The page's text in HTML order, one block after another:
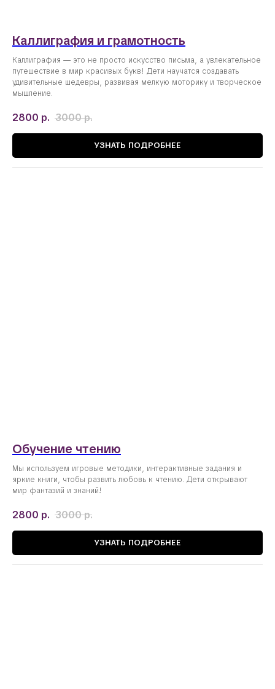
Каллиграфия и грамотность
Каллиграфия — это не просто искусство письма, а увлекательное
путешествие в мир красивых букв! Дети научатся создавать
удивительные шедевры, развивая мелкую моторику и творческое
мышление.
2800 р. 3000р.
УЗНАТЬ ПОДРОБНЕЕ
Обучение чтению
Мы используем игровые методики, интерактивные задания и
яркие книги, чтобы развить любовь к чтению. Дети открывают
мир фантазий и знаний!
2800 р. 3000р.
УЗНАТЬ ПОДРОБНЕЕ